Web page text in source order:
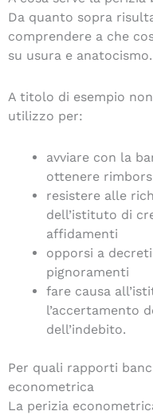
Da quanto sopra
comprendere a che
su usura e anatocismo.
A titolo di esempio
utilizzo per:
avviare con la
ottenere
resistere alle
dell’istituto di
affidamenti
opporsi a
pignoramenti
fare causa
l’accertamento
dell’indebito.
Per quali rapporti
econometrica
La perizia